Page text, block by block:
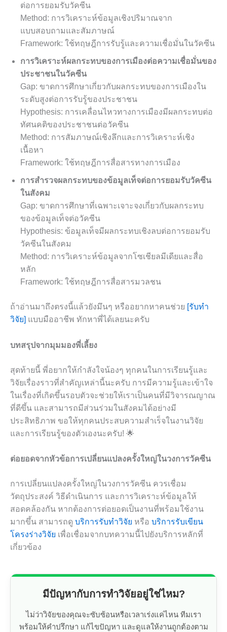
ต่อการยอมรับวัคซีน
Method: การวิเคราะห์ข้อมูลเชิงปริมาณจาก
แบบสอบถามและสัมภาษณ์
Framework: ใช้ทฤษฎีการรับรู้และความเชื่อมั่นในวัคซีน
การวิเคราะห์ผลกระทบของการเมืองต่อความเชื่อมั่นของ
ประชาชนในวัคซีน
Gap: ขาดการศึกษาเกี่ยวกับผลกระทบของการเมืองใน
ระดับสูงต่อการรับรู้ของประชาชน
Hypothesis: การเคลื่อนไหวทางการเมืองมีผลกระทบต่อ
ทัศนคติของประชาชนต่อวัคซีน
Method: การสัมภาษณ์เชิงลึกและการวิเคราะห์เชิง
เนื้อหา
Framework: ใช้ทฤษฎีการสื่อสารทางการเมือง
การสำรวจผลกระทบของข้อมูลเท็จต่อการยอมรับวัคซีน
ในสังคม
Gap: ขาดการศึกษาที่เฉพาะเจาะจงเกี่ยวกับผลกระทบ
ของข้อมูลเท็จต่อวัคซีน
Hypothesis: ข้อมูลเท็จมีผลกระทบเชิงลบต่อการยอมรับ
วัคซีนในสังคม
Method: การวิเคราะห์ข้อมูลจากโซเชียลมีเดียและสื่อ
หลัก
Framework: ใช้ทฤษฎีการสื่อสารมวลชน
ถ้าอ่านมาถึงตรงนี้แล้วยังมึนๆ หรืออยากหาคนช่วย [รับทำ
วิจัย] แบบมืออาชีพ ทักหาพี่ได้เลยนะครับ
บทสรุปจากมุมมองพี่เลี้ยง
สุดท้ายนี้ พี่อยากให้กำลังใจน้องๆ ทุกคนในการเรียนรู้และ
วิจัยเรื่องราวที่สำคัญเหล่านี้นะครับ การมีความรู้และเข้าใจ
ในเรื่องที่เกิดขึ้นรอบตัวจะช่วยให้เราเป็นคนที่มีวิจารณญาณ
ที่ดีขึ้น และสามารถมีส่วนร่วมในสังคมได้อย่างมี
ประสิทธิภาพ ขอให้ทุกคนประสบความสำเร็จในงานวิจัย
และการเรียนรู้ของตัวเองนะครับ! 🌟
ต่อยอดจากหัวข้อการเปลี่ยนแปลงครั้งใหญ่ในวงการวัคซีน
การเปลี่ยนแปลงครั้งใหญ่ในวงการวัคซีน ควรเชื่อม
วัตถุประสงค์ วิธีดำเนินการ และการวิเคราะห์ข้อมูลให้
สอดคล้องกัน หากต้องการต่อยอดเป็นงานที่พร้อมใช้งาน
มากขึ้น สามารถดู บริการรับทำวิจัย หรือ บริการรับเขียน
โครงร่างวิจัย เพื่อเชื่อมจากบทความนี้ไปยังบริการหลักที่
เกี่ยวข้อง
มีปัญหากับการทำวิจัยอยู่ใช่ไหม?
ไม่ว่าวิจัยของคุณจะซับซ้อนหรือเวลาเร่งแค่ไหน ทีมเรา
พร้อมให้คำปรึกษา แก้ไขปัญหา และดูแลให้งานถูกต้องตาม